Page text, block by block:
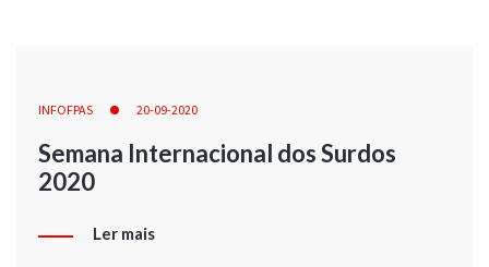
INFOFPAS 20-09-2020
Semana Internacional dos Surdos
2020
Ler mais